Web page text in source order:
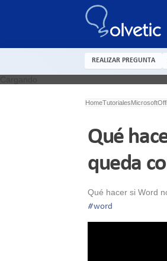
REALIZAR PREGUNTA
HomeTutorialesMicrosoft
Qué
queda
Qué hacer si Word
# word